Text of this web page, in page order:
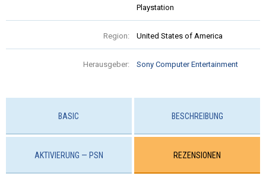
Playstation
Region: United States of America
Herausgeber: Sony Computer Entertainment
BASIC BESCHREIBUNG
AKTIVIERUNG — PSN REZENSIONEN